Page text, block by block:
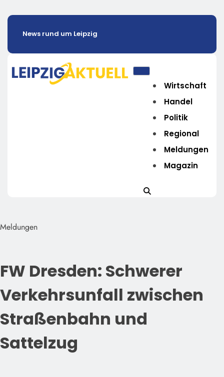
News rund um Leipzig
Wirtschaft
Handel
Politik
Regional
Meldungen
Magazin
Meldungen
FW Dresden: Schwerer
Verkehrsunfall zwischen
Straßenbahn und
Sattelzug